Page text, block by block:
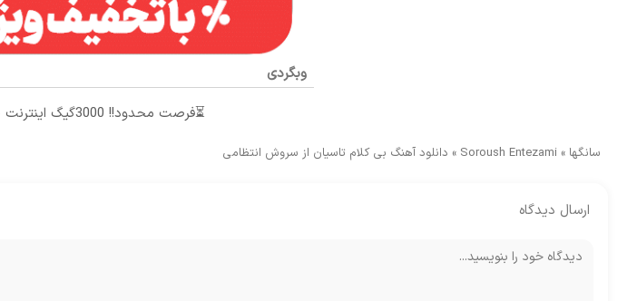
وبگردی
⏳فرصت محدود!! 3000گیگ اینترنت خانگی 180 روزه فقط 600 هزارتومان!!
سانگها »
Soroush Entezami
» دانلود آهنگ بی کلام تاسیان از سروش انتظامی
ارسال دیدگاه